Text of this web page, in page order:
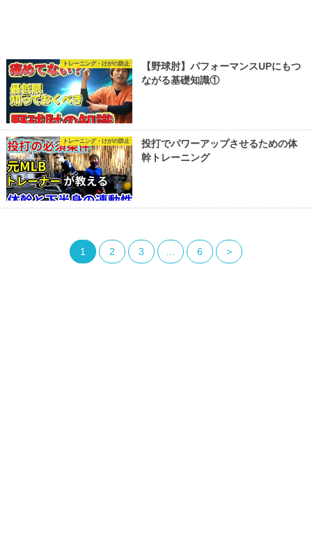
トレーニング・けがの防止
【野球肘】パフォーマンスUPにもつ
ながる基礎知識①
トレーニング・けがの防止
投打でパワーアップさせるための体
幹トレーニング
1 2 3 6 >